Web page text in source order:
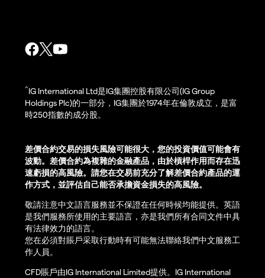
^IG International Ltd是IG集團控股有限公司(IG Group
Holdings Plc)的一部分，IG集團於1974年在倫敦成立，是富
時250指數的成分股。
差價合約交易的損失風險可能很大，您的投資價值可能會有
波動。差價合約為複雜的金融產品，由於槓桿作用而存在迅
速虧損的高風險。請您在交易前充分了解差價合約產品的運
作方式，並評估自己能否承擔資金損失的高風險。
敬請注意中文語言服務並不保證在任何時候均能提供。英語
是我們服務所使用的主要語言，亦是我們所有合同文件中具
有法律效力的語言。
您在必須對賬戶采取行動時有可能無法聯絡我們中文服務工
作人員。
CFD賬戶由IG International Limited提供。IG International